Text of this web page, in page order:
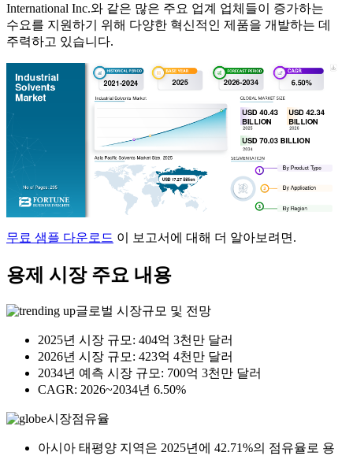
International Inc.와 같은 많은 주요 업계 업체들이 증가하는
수요를 지원하기 위해 다양한 혁신적인 제품을 개발하는 데
주력하고 있습니다.
무료 샘플 다운로드 이 보고서에 대해 더 알아보려면.
용제 시장 주요 내용
글로벌 시장규모 및 전망
2025년 시장 규모: 404억 3천만 달러
2026년 시장 규모: 423억 4천만 달러
2034년 예측 시장 규모: 700억 3천만 달러
CAGR: 2026~2034년 6.50%
시장점유율
아시아 태평양 지역은 2025년에 42.71%의 점유율로 용